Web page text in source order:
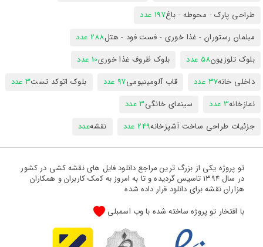
طراحی پارک - محوطه - باغ197 عدد
مبلمان رستوران - غذا خوری - فست فود - هتل288 عدد
بلوک تلوزیون58 عدد بلوک ظروف غذا خوری10 عدد
داخلی خانه37 عدد قاب آلومینیومی97 عدد بلوک اتوکد تست3 عدد
نمازخانه3 عدد سینمای خانگی3 عدد
جزئیات طراحی ساخت آشپزخانه249 عدد نقشهعدد
تو پروژه یکی از بزرگ ترین مراجع دانلود فایل های نقشه کشی در کشور
در سال 1394 تاسیس گردیده و تا به امروز به کمک کاربران و همکاران
هزاران نقشه برای دانلود قرار داده شده
با افتخار تو پروژه ساخته شده با وب اسمبلی